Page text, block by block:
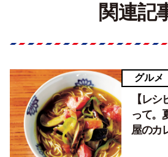
関連記
グルメ
【レ
って。
屋のカ